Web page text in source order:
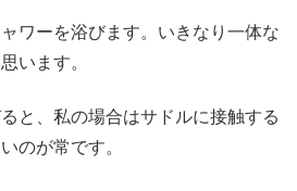
ワーを浴びます。いきなり一体な
います。
と、私の場合はサドルに接触する
のが常です。